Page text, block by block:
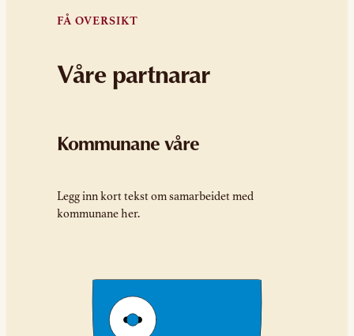
FÅ OVERSIKT
Våre partnarar
Kommunane våre
Legg inn kort tekst om samarbeidet med
kommunane her.